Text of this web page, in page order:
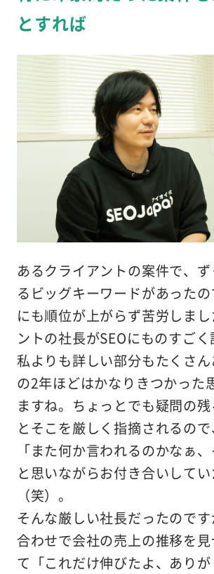
とすれば
あるクライアントの案件で、
るビッグキーワードがあった
にも順位が上がらず苦労しま
ントの社長がSEOにものすごく
私よりも詳しい部分もたくさ
の2年ほどはかなりきつかった
ますね。ちょっとでも疑問の
とそこを厳しく指摘されるの
「また何か言われるのかなぁ、
と思いながらお付き合いして
（笑）。
そんな厳しい社長だったので
合わせで会社の売上の推移を
て「これだけ伸びたよ、あり